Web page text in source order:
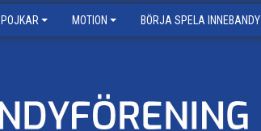
POJKAR MOTION BÖRJA SPELA INNEBANDY